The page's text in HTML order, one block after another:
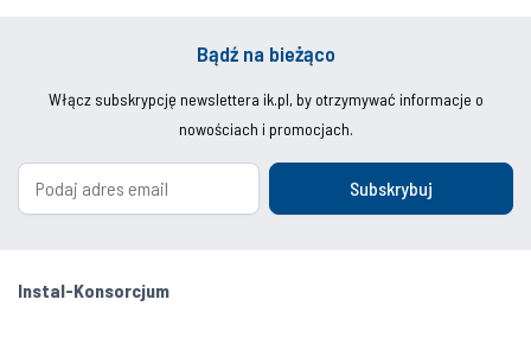
Bądź na bieżąco
Włącz subskrypcję newslettera ik.pl, by otrzymywać informacje o
nowościach i promocjach.
Subskrybuj
Instal-Konsorcjum